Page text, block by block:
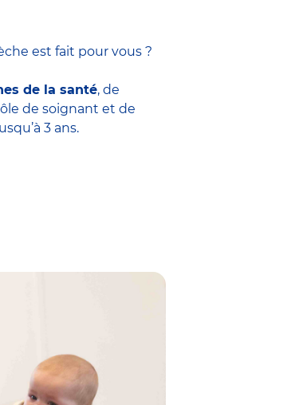
est fait pour vous ?
de la santé, de
de soignant et de
3 ans.